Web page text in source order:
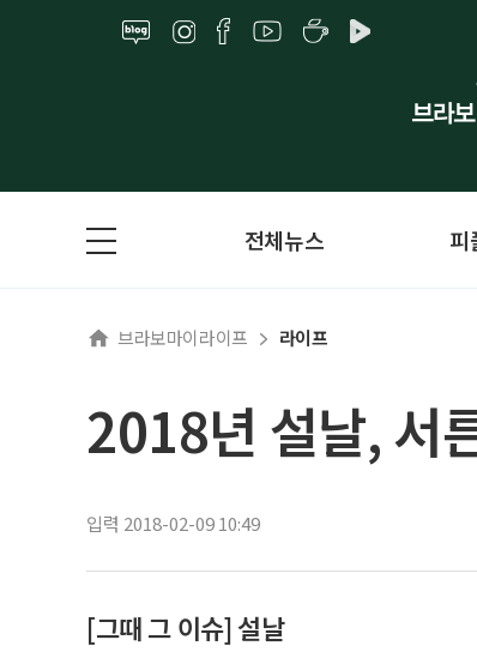
전체뉴스 피
브라보마이라이프 라이프
2018년 설날, 서
입력 2018-02-09 10:49
[그때 그 이슈] 설날